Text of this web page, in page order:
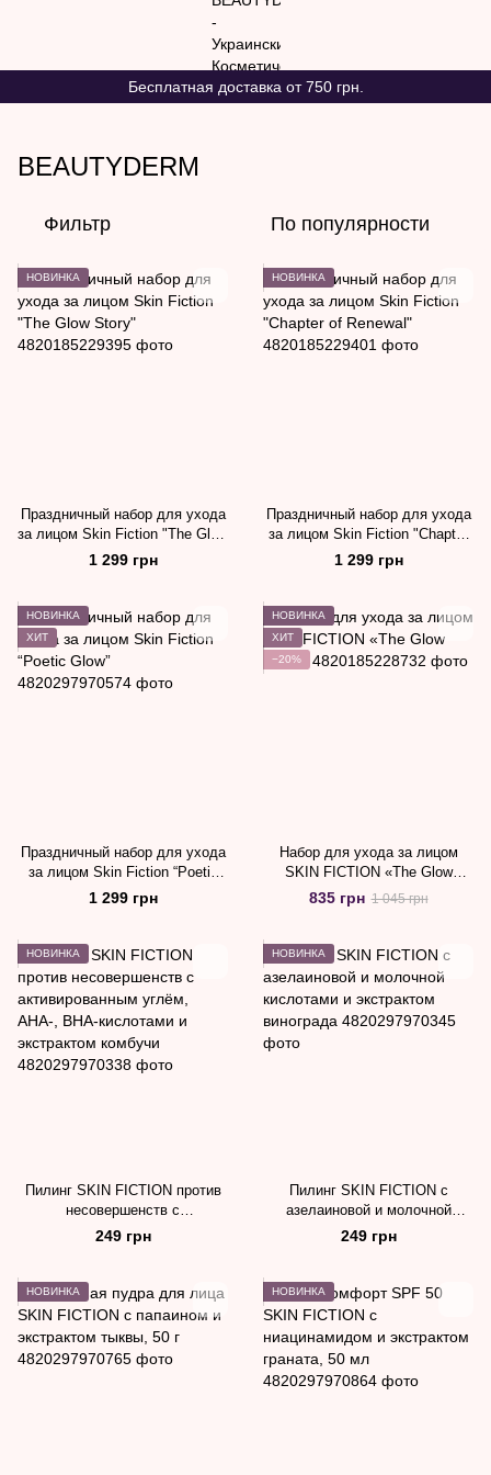
Бесплатная доставка от 750 грн.
BEAUTYDERM
Фильтр По популярности
НОВИНКА
Праздничный набор для ухода
за лицом Skin Fiction "The Glow
Story"
1 299 грн
НОВИНКА
Праздничный набор для ухода
за лицом Skin Fiction "Chapter
of Renewal"
1 299 грн
НОВИНКА
ХИТ
Праздничный набор для ухода
за лицом Skin Fiction “Poetic
Glow”
1 299 грн
НОВИНКА
ХИТ
−20%
Набор для ухода за лицом
SKIN FICTION «The Glow
Story»
835 грн 1 045 грн
НОВИНКА
Пилинг SKIN FICTION против
несовершенств с
активированным углём, AHA-,
BHA-кислотами и экстрактом
249 грн
НОВИНКА
Пилинг SKIN FICTION с
азелаиновой и молочной
кислотами и экстрактом
винограда
249 грн
НОВИНКА НОВИНКА